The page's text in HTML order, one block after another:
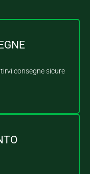
consegne sicure